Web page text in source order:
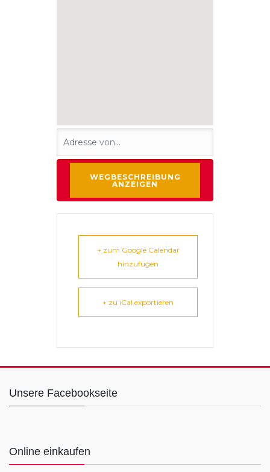
+ zum Google Calendar
hinzufügen
+ zu iCal exportieren
Unsere Facebookseite
Online einkaufen